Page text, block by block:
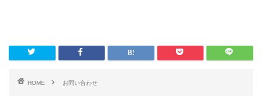
HOME お問い合わせ